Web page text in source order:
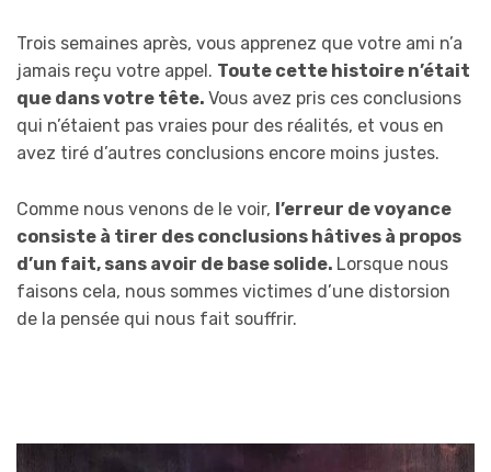
Trois semaines après, vous apprenez que votre ami n’a
jamais reçu votre appel. Toute cette histoire n’était
que dans votre tête. Vous avez pris ces conclusions
qui n’étaient pas vraies pour des réalités, et vous en
avez tiré d’autres conclusions encore moins justes.
Comme nous venons de le voir, l’erreur de voyance
consiste à tirer des conclusions hâtives à propos
d’un fait, sans avoir de base solide. Lorsque nous
faisons cela, nous sommes victimes d’une distorsion
de la pensée qui nous fait souffrir.